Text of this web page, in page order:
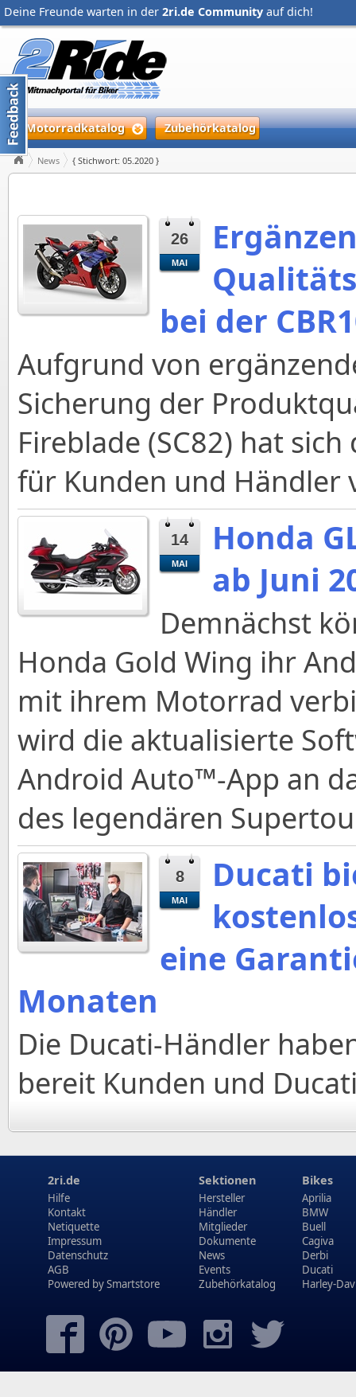
Deine Freunde warten in der 2ri.de Community auf dich!
Motorradkatalog Zubehörkatalog
News { Stichwort: 05.2020 }
26
MAI
bei der
Aufgrund von
Sicherung der
Fireblade (SC82) hat
für Kunden und Händler
14
MAI
Honda
ab Juni
Demnächst
Honda Gold Wing ihr
mit ihrem Motorrad
wird die aktualisierte
Android Auto™-App an
des legendären
8
MAI
Ducati
eine
Monaten
Die Ducati-Händler
bereit Kunden und
2ri.de
Hilfe
Kontakt
Netiquette
Impressum
Datenschutz
AGB
Powered bySmartstore
Sektionen
Hersteller
Händler
Mitglieder
Dokumente
News
Events
Zubehörkatalog
Bikes
Aprilia
BMW
Buell
Cagiva
Derbi
Ducati
Harley-